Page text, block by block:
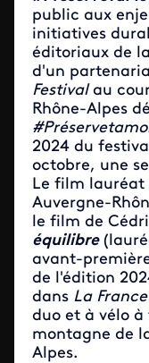
public aux
initiatives
éditoriaux de
d'un
Festival au
Rhône-Alpes
2024 du
octobre, une
Le film lauréat
Auvergne-
le film de
équilibre
avant-
de l'édition
dans La
duo et à vélo à
montagne de
Alpes.